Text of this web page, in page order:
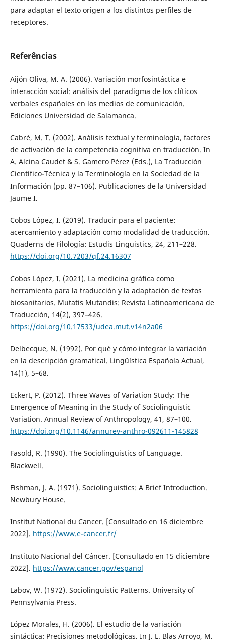
para adaptar el texto origen a los distintos perfiles de
receptores.
Referências
Aijón Oliva, M. A. (2006). Variación morfosintáctica e
interacción social: análisis del paradigma de los clíticos
verbales españoles en los medios de comunicación.
Ediciones Universidad de Salamanca.
Cabré, M. T. (2002). Análisis textual y terminología, factores
de activación de la competencia cognitiva en traducción. In
A. Alcina Caudet & S. Gamero Pérez (Eds.), La Traducción
Científico-Técnica y la Terminología en la Sociedad de la
Información (pp. 87–106). Publicaciones de la Universidad
Jaume I.
Cobos López, I. (2019). Traducir para el paciente:
acercamiento y adaptación como modalidad de traducción.
Quaderns de Filología: Estudis Linguistics, 24, 211–228.
https://doi.org/10.7203/qf.24.16307
Cobos López, I. (2021). La medicina gráfica como
herramienta para la traducción y la adaptación de textos
biosanitarios. Mutatis Mutandis: Revista Latinoamericana de
Traducción, 14(2), 397–426.
https://doi.org/10.17533/udea.mut.v14n2a06
Delbecque, N. (1992). Por qué y cómo integrar la variación
en la descripción gramatical. Lingüística Española Actual,
14(1), 5–68.
Eckert, P. (2012). Three Waves of Variation Study: The
Emergence of Meaning in the Study of Sociolinguistic
Variation. Annual Review of Anthropology, 41, 87–100.
https://doi.org/10.1146/annurev-anthro-092611-145828
Fasold, R. (1990). The Sociolinguistics of Language.
Blackwell.
Fishman, J. A. (1971). Sociolinguistics: A Brief Introduction.
Newbury House.
Institut National du Cancer. [Consultado en 16 diciembre
2022]. https://www.e-cancer.fr/
Instituto Nacional del Cáncer. [Consultado en 15 diciembre
2022]. https://www.cancer.gov/espanol
Labov, W. (1972). Sociolinguistic Patterns. University of
Pennsylvania Press.
López Morales, H. (2006). El estudio de la variación
sintáctica: Precisiones metodológicas. In J. L. Blas Arroyo, M.